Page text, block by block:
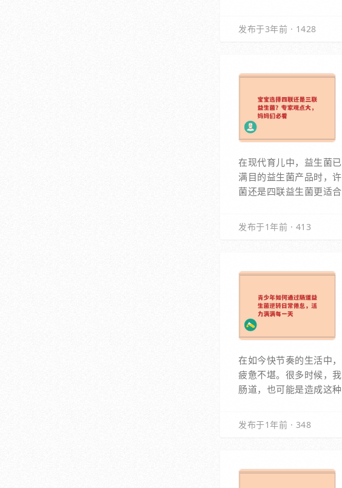
发布于3年前 · 1428
在现代育儿中，益生菌
满目的益生菌产品时，
菌还是四联益生菌更适
发布于1年前 · 413
在如今快节奏的生活中
疲惫不堪。很多时候，
肠道，也可能是造成这
发布于1年前 · 348